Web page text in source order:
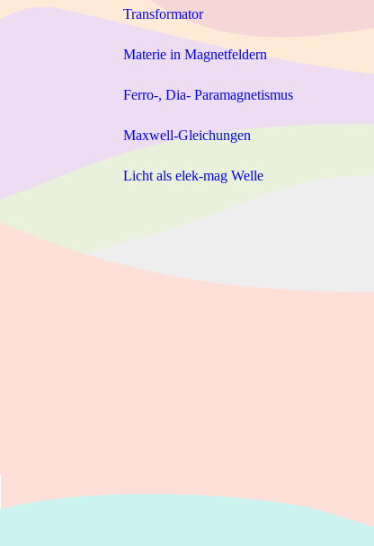
Transformator
Materie in Magnetfeldern
Ferro-, Dia- Paramagnetismus
Maxwell-Gleichungen
Licht als elek-mag Welle